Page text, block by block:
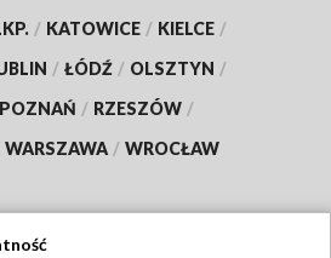
/ KATOWICE / KIELCE /
/ ŁÓDŹ / OLSZTYN /
POZNAŃ / RZESZÓW /
WARSZAWA / WROCŁAW